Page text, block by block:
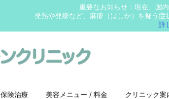
重要なお知らせ：現在、国
発熱や発疹など、麻疹（はしか）を疑う症
詳
保険治療 美容メニュー / 料金 クリニック案